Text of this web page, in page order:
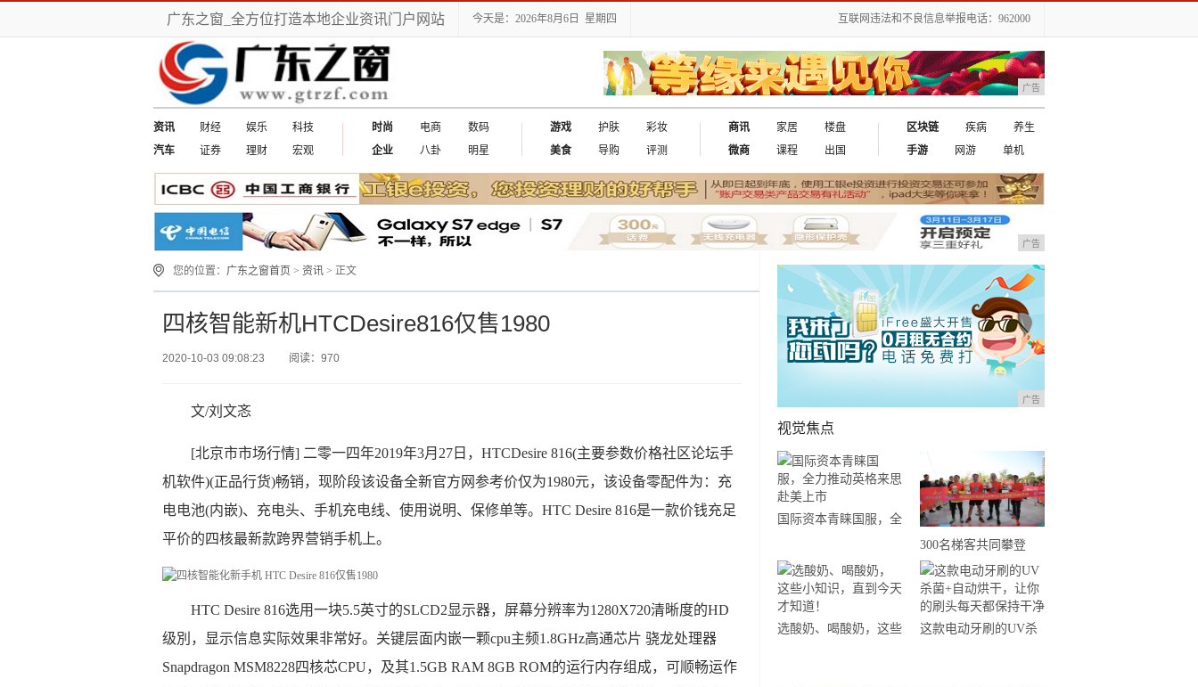
广东之窗_全方位打造本地企业资讯门户网站 今天是：2026年8月6日 星期四 互联网违法和不良信息举报电话：962000
广告
资讯 财经 娱乐
科技
汽车
证券 理财 宏观
时尚 电商
数码
企业
八卦 明星
游戏 护肤
彩妆
美食
导购 评测
商讯 家居
楼盘
微商
课程 出国
区块链 疾病
养生
手游
网游 单机
广告
您的位置： 广东之窗首页 > 资讯 > 正文
四核智能新机HTCDesire816仅售1980
2020-10-03 09:08:23 阅读：970
文/刘文忞
[北京市市场行情] 二零一四年2019年3月27日，HTCDesire 816(主要参数价格社区论坛手
机软件)(正品行货)畅销，现阶段该设备全新官方网参考价仅为1980元，该设备零配件为：充
电电池(内嵌)、充电头、手机充电线、使用说明、保修单等。HTC Desire 816是一款价钱充足
平价的四核最新款跨界营销手机上。
HTC Desire 816选用一块5.5英寸的SLCD2显示器，屏幕分辨率为1280X720清晰度的HD
级別，显示信息实际效果非常好。关键层面内嵌一颗cpu主频1.8GHz高通芯片 骁龙处理器
Snapdragon MSM8228四核芯CPU，及其1.5GB RAM 8GB ROM的运行内存组成，可顺畅运作
广告
视觉焦点
国际资本青睐国服，全
市
300名梯客共同攀登
2019国际垂直马拉松超
级精英赛顺德海骏达中
心站欢乐开跑
选酸奶、喝酸奶，这些
这款电动牙刷的UV杀